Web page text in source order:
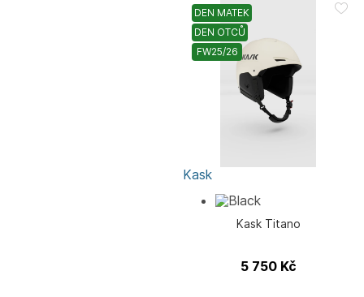
DEN MATEK
DEN OTCŮ
FW25/26
Kask
Kask Titano
5 750 Kč